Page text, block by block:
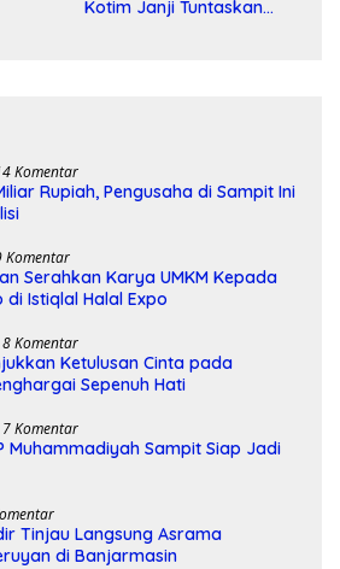
Kotim Janji Tuntaskan
Komentar
Rupiah, Pengusaha di Sampit Ini
Komentar
Serahkan Karya UMKM Kepada
di Istiqlal Halal Expo
8 Komentar
Ketulusan Cinta pada
Sepenuh Hati
7 Komentar
Muhammadiyah Sampit Siap Jadi
Tinjau Langsung Asrama
di Banjarmasin